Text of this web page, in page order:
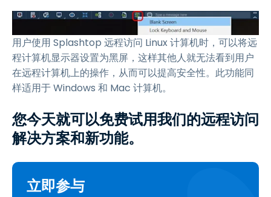
用户使用 Splashtop 远程访问 Linux 计算机时，可以将远
程计算机显示器设置为黑屏，这样其他人就无法看到用户
在远程计算机上的操作，从而可以提高安全性。此功能同
样适用于 Windows 和 Mac 计算机。
您今天就可以免费试用我们的远程访问
解决方案和新功能。
立即参与